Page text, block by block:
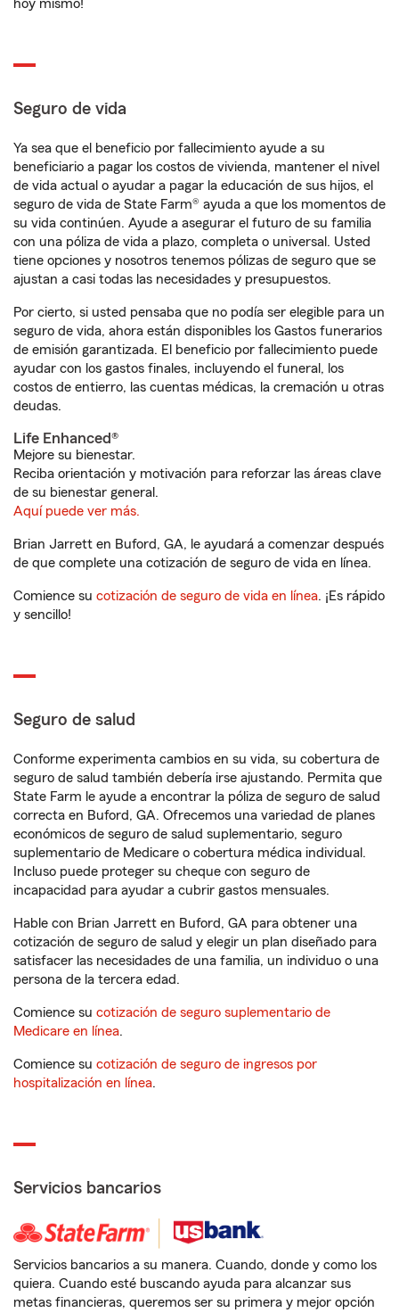
hoy mismo!
Seguro de vida
Ya sea que el beneficio por fallecimiento ayude a su
beneficiario a pagar los costos de vivienda, mantener el nivel
de vida actual o ayudar a pagar la educación de sus hijos, el
seguro de vida de State Farm® ayuda a que los momentos de
su vida continúen. Ayude a asegurar el futuro de su familia
con una póliza de vida a plazo, completa o universal. Usted
tiene opciones y nosotros tenemos pólizas de seguro que se
ajustan a casi todas las necesidades y presupuestos.
Por cierto, si usted pensaba que no podía ser elegible para un
seguro de vida, ahora están disponibles los Gastos funerarios
de emisión garantizada. El beneficio por fallecimiento puede
ayudar con los gastos finales, incluyendo el funeral, los
costos de entierro, las cuentas médicas, la cremación u otras
deudas.
Life Enhanced®
Mejore su bienestar.
Reciba orientación y motivación para reforzar las áreas clave
de su bienestar general.
Aquí puede ver más.
Brian Jarrett en Buford, GA, le ayudará a comenzar después
de que complete una cotización de seguro de vida en línea.
Comience su cotización de seguro de vida en línea. ¡Es rápido
y sencillo!
Seguro de salud
Conforme experimenta cambios en su vida, su cobertura de
seguro de salud también debería irse ajustando. Permita que
State Farm le ayude a encontrar la póliza de seguro de salud
correcta en Buford, GA. Ofrecemos una variedad de planes
económicos de seguro de salud suplementario, seguro
suplementario de Medicare o cobertura médica individual.
Incluso puede proteger su cheque con seguro de
incapacidad para ayudar a cubrir gastos mensuales.
Hable con Brian Jarrett en Buford, GA para obtener una
cotización de seguro de salud y elegir un plan diseñado para
satisfacer las necesidades de una familia, un individuo o una
persona de la tercera edad.
Comience su cotización de seguro suplementario de
Medicare en línea.
Comience su cotización de seguro de ingresos por
hospitalización en línea.
Servicios bancarios
Servicios bancarios a su manera. Cuando, donde y como los
quiera. Cuando esté buscando ayuda para alcanzar sus
metas financieras, queremos ser su primera y mejor opción